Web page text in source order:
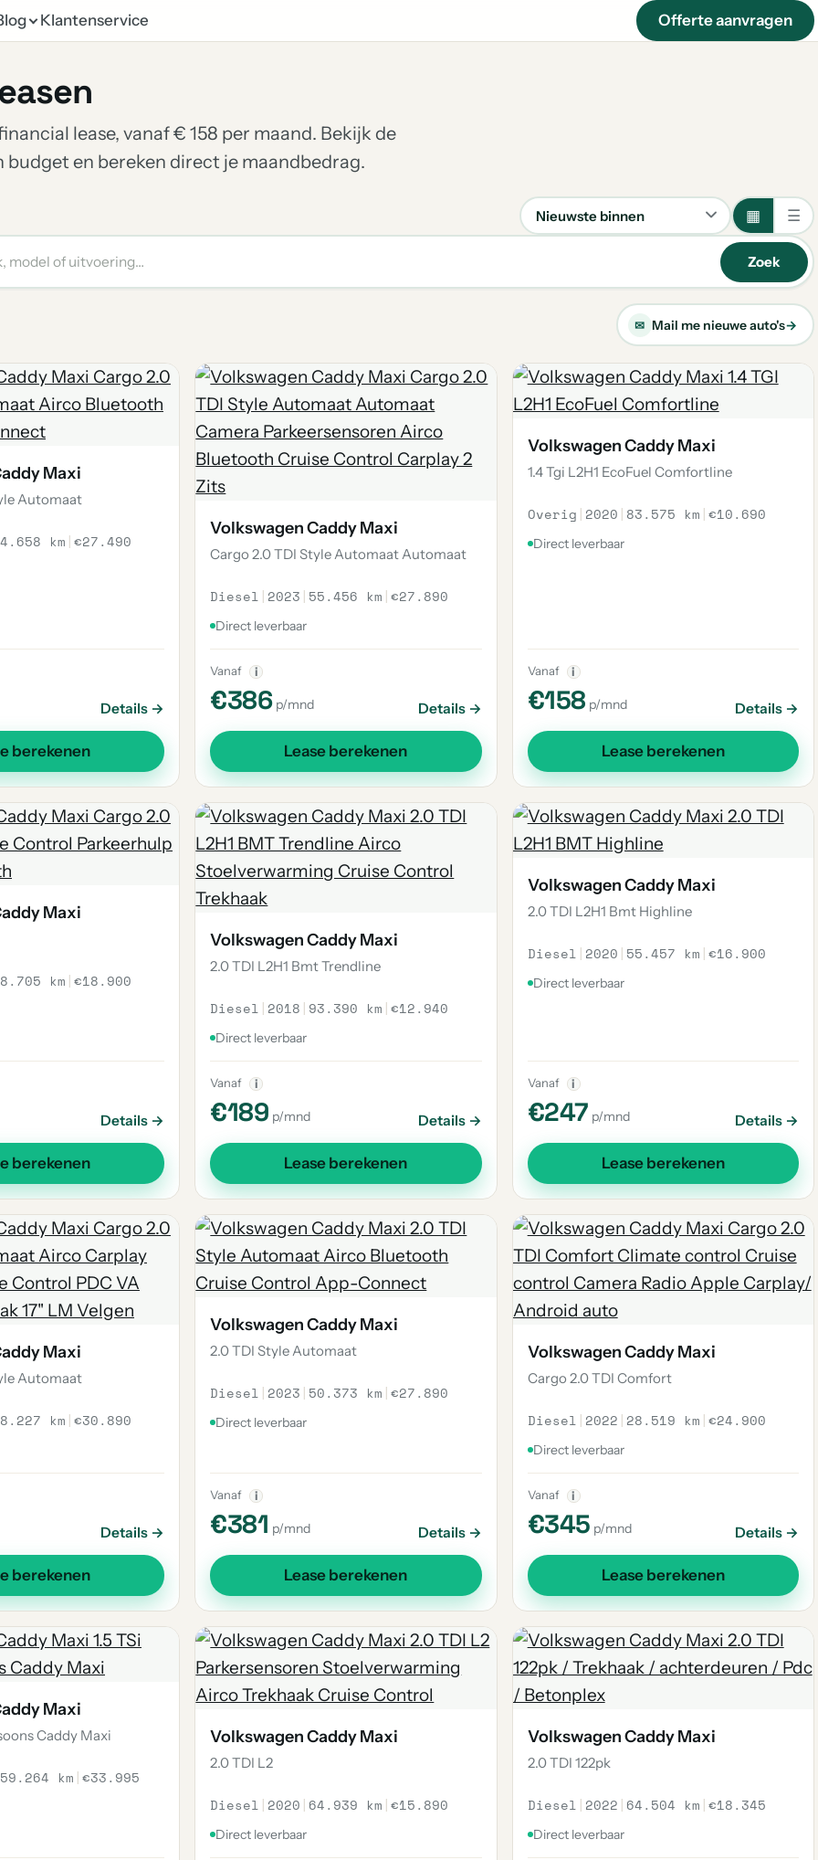
Klantenservice Offerte aanvragen
lease, vanaf € 158 per maand. Bekijk de
en bereken direct je maandbedrag.
Sorteren
▦ ☰
Zoek
✉ Mail me nieuwe auto's→
Maxi
Automaat
km |€27.490
Details →
berekenen
Volkswagen Caddy Maxi
Cargo 2.0 TDI Style Automaat Automaat
Diesel | 2023 | 55.456 km |€27.890
Direct leverbaar
Vanaf i
€386 p/mnd Details →
Lease berekenen
Volkswagen Caddy Maxi
1.4 Tgi L2H1 EcoFuel Comfortline
Overig | 2020 | 83.575 km |€10.690
Direct leverbaar
Vanaf i
€158 p/mnd Details →
Lease berekenen
Maxi
km |€18.900
Details →
berekenen
Volkswagen Caddy Maxi
2.0 TDI L2H1 Bmt Trendline
Diesel | 2018 | 93.390 km |€12.940
Direct leverbaar
Vanaf i
€189 p/mnd Details →
Lease berekenen
Volkswagen Caddy Maxi
2.0 TDI L2H1 Bmt Highline
Diesel | 2020 | 55.457 km |€16.900
Direct leverbaar
Vanaf i
€247 p/mnd Details →
Lease berekenen
Maxi
Automaat
km |€30.890
Details →
berekenen
Volkswagen Caddy Maxi
2.0 TDI Style Automaat
Diesel | 2023 | 50.373 km |€27.890
Direct leverbaar
Vanaf i
€381 p/mnd Details →
Lease berekenen
Volkswagen Caddy Maxi
Cargo 2.0 TDI Comfort
Diesel | 2022 | 28.519 km |€24.900
Direct leverbaar
Vanaf i
€345 p/mnd Details →
Lease berekenen
Maxi
Caddy Maxi
59.264 km |€33.995
Volkswagen Caddy Maxi
2.0 TDI L2
Diesel | 2020 | 64.939 km |€15.890
Direct leverbaar
Volkswagen Caddy Maxi
2.0 TDI 122pk
Diesel | 2022 | 64.504 km |€18.345
Direct leverbaar